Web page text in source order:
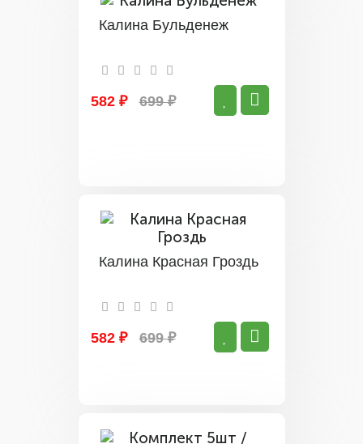
Калина Бульденеж
582 ₽ 699 ₽
Калина Красная Гроздь
582 ₽ 699 ₽